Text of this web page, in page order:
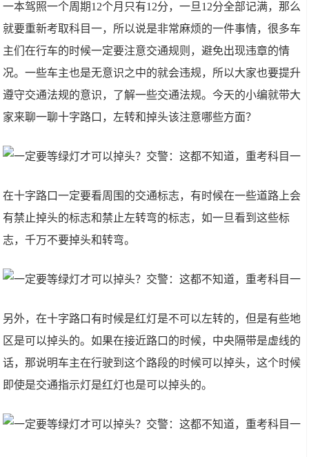
一本驾照一个周期12个月只有12分，一旦12分全部记满，那么
就要重新考取科目一，所以说是非常麻烦的一件事情，很多车
主们在行车的时候一定要注意交通规则，避免出现违章的情
况。一些车主也是无意识之中的就会违规，所以大家也要提升
遵守交通法规的意识，了解一些交通法规。今天的小编就带大
家来聊一聊十字路口，左转和掉头该注意哪些方面？
在十字路口一定要看周围的交通标志，有时候在一些道路上会
有禁止掉头的标志和禁止左转弯的标志，如一旦看到这些标
志，千万不要掉头和转弯。
另外，在十字路口有时候是红灯是不可以左转的，但是有些地
区是可以掉头的。如果在接近路口的时候，中央隔带是虚线的
话，那说明车主在行驶到这个路段的时候可以掉头，这个时候
即使是交通指示灯是红灯也是可以掉头的。